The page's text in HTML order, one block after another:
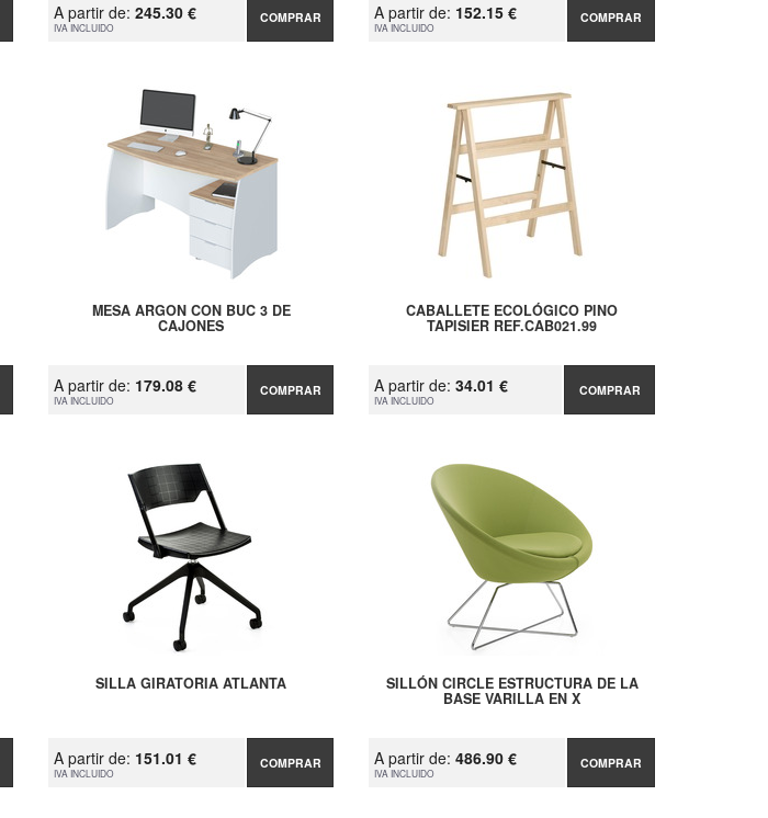
A partir de: 245.30 €
IVA INCLUIDO
COMPRAR A partir de: 152.15 €
IVA INCLUIDO
COMPRAR
MESA ARGON CON BUC 3 DE
CAJONES
A partir de: 179.08 €
IVA INCLUIDO
COMPRAR
CABALLETE ECOLÓGICO PINO
TAPISIER REF.CAB021.99
A partir de:34.01 €
IVA INCLUIDO
COMPRAR
SILLA GIRATORIA ATLANTA
A partir de: 151.01 €
IVA INCLUIDO
COMPRAR
SILLÓN CIRCLE ESTRUCTURA DE LA
BASE VARILLA EN X
A partir de:486.90 €
IVA INCLUIDO
COMPRAR